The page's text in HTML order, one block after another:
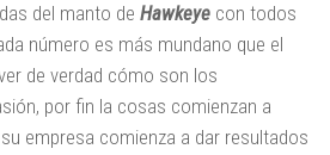
del manto de Hawkeye con todos
número es más mundano que el
de verdad cómo son los
por fin la cosas comienzan a
empresa comienza a dar resultados